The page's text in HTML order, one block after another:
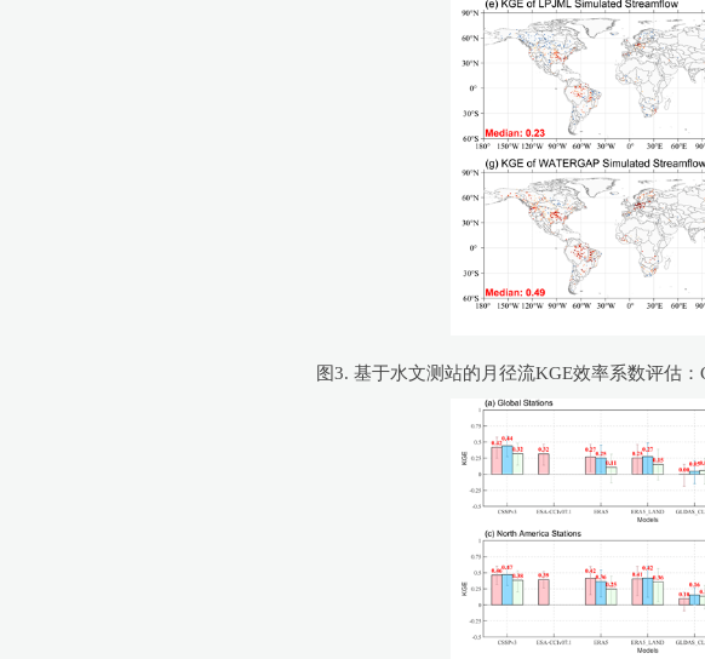
图3. 基于水文测站的月径流KGE效率系数评估：